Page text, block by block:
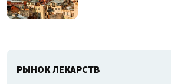
РЫНОК ЛЕКАРСТВ